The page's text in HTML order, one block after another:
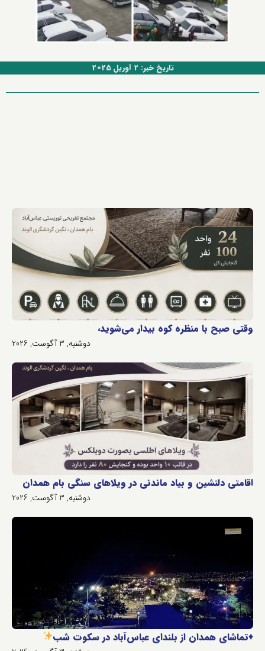
تاریخ خبر: 2 آوریل 2025
وقتی صبح با منظره کوه بیدار می‌شوید،
دوشنبه, 3 آگوست, 2026
اقامتی دلنشین و بیاد ماندنی در ویلاهای سنگی بام همدان
دوشنبه, 3 آگوست, 2026
♦️تماشای همدان از بلندای عباس‌آباد در سکوت شب